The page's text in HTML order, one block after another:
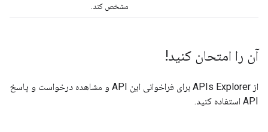
مشخص کند.
آن را امتحان کنید!
از APIs Explorer
برای فراخوانی این API و مشاهده درخواست و پاسخ
API استفاده کنید.